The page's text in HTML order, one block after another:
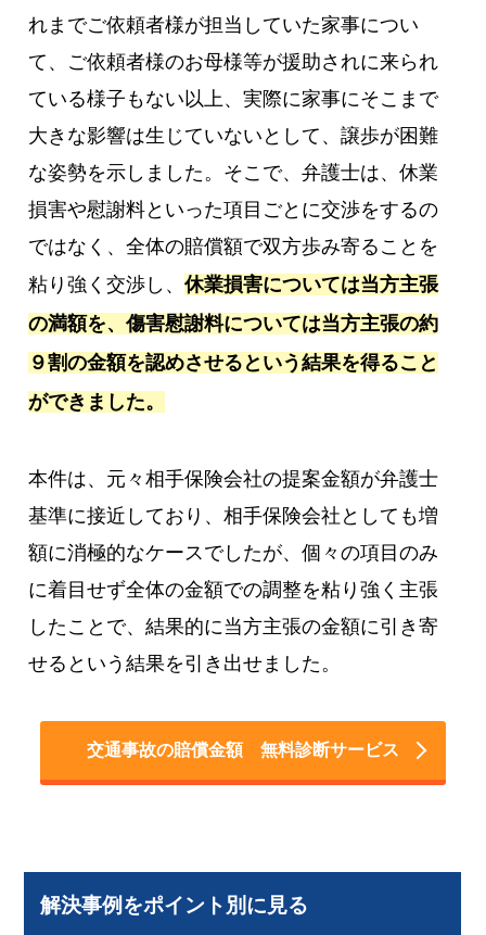
れまでご依頼者様が担当していた家事につい
て、ご依頼者様のお母様等が援助されに来られ
ている様子もない以上、実際に家事にそこまで
大きな影響は生じていないとして、譲歩が困難
な姿勢を示しました。そこで、弁護士は、休業
損害や慰謝料といった項目ごとに交渉をするの
ではなく、全体の賠償額で双方歩み寄ることを
粘り強く交渉し、休業損害については当方主張
の満額を、傷害慰謝料については当方主張の約
９割の金額を認めさせるという結果を得ること
ができました。
本件は、元々相手保険会社の提案金額が弁護士
基準に接近しており、相手保険会社としても増
額に消極的なケースでしたが、個々の項目のみ
に着目せず全体の金額での調整を粘り強く主張
したことで、結果的に当方主張の金額に引き寄
せるという結果を引き出せました。
交通事故の賠償金額 無料診断サービス
解決事例をポイント別に見る